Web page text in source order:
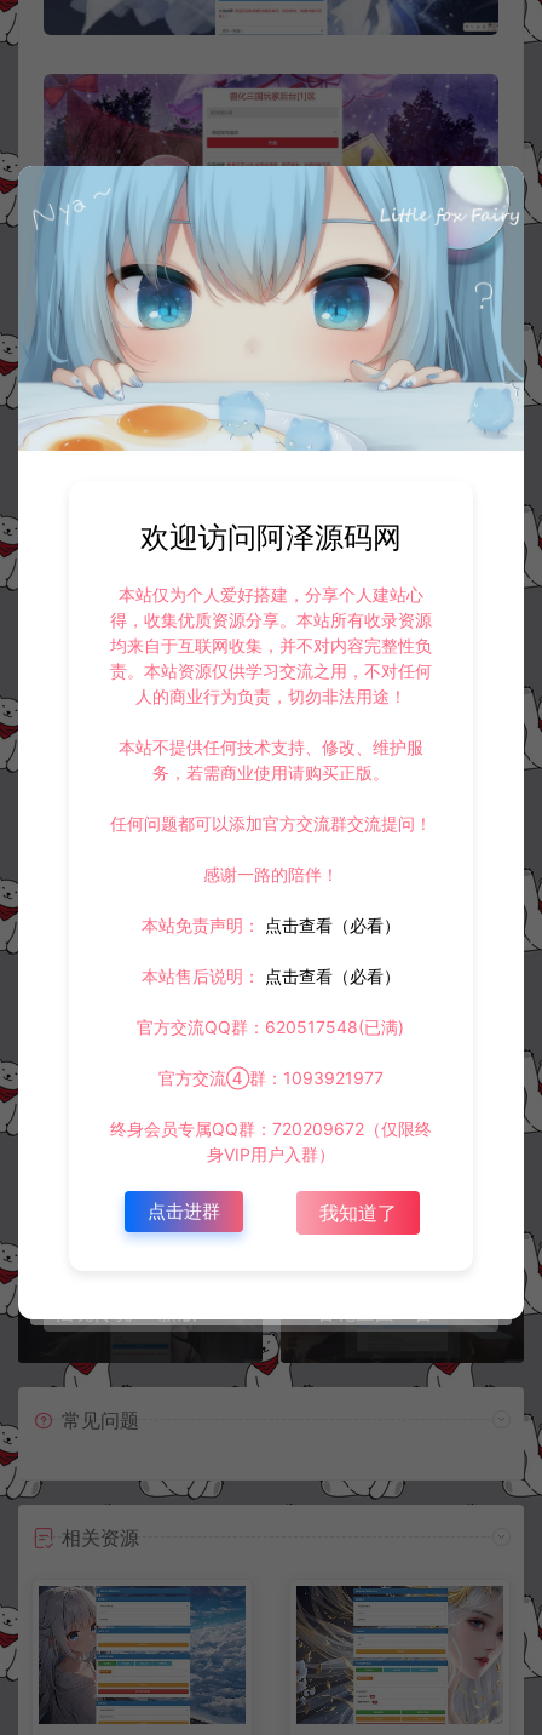
资源下载
此资源下载价格为 50 星钻，请先 登录
收藏 (0) 打赏 点赞 (2)
本站资源售价只是赞助，收取费用仅维持本站的日常运营所需。
若您需要商业运营或用于其他商业活动，请您购买正版授权并合法
如果本站有侵犯、不妥之处的资源，请在网站右边客服联系我们。
业用途，请大家不要用于商用！
https://www.lyzwlkj.vip/14333/dzht/
默认解压密码：www.lyzwlkj.vip
常见问题
相关资源
欢迎访问阿泽源码网
本站仅为个人爱好搭建，分享个人建站心
得，收集优质资源分享。本站所有收录资源
均来自于互联网收集，并不对内容完整性负
责。本站资源仅供学习交流之用，不对任何
人的商业行为负责，切勿非法用途！
本站不提供任何技术支持、修改、维护服
务，若需商业使用请购买正版。
任何问题都可以添加官方交流群交流提问！
感谢一路的陪伴！
本站免责声明： 点击查看（必看）
本站售后说明： 点击查看（必看）
官方交流QQ群：620517548(已满)
官方交流④群：1093921977
终身会员专属QQ群：720209672（仅限终
身VIP用户入群）
点击进群 我知道了